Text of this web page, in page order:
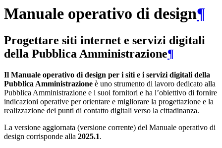
Manuale operativo di design¶
Progettare siti internet e servizi digitali
della Pubblica Amministrazione¶
Il Manuale operativo di design per i siti e i servizi digitali della
Pubblica Amministrazione è uno strumento di lavoro dedicato alla
Pubblica Amministrazione e i suoi fornitori e ha l’obiettivo di fornire
indicazioni operative per orientare e migliorare la progettazione e la
realizzazione dei punti di contatto digitali verso la cittadinanza.
La versione aggiornata (versione corrente) del Manuale operativo di
design corrisponde alla 2025.1.